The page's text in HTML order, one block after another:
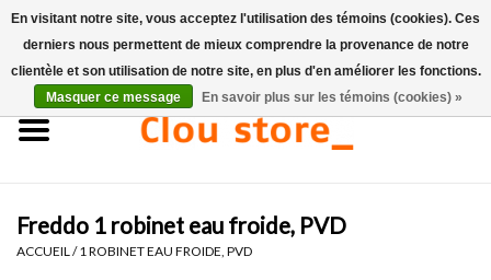
Accueil
Ensembles de lave-mains
Freddo 1 robinet eau froide, PVD
ACCUEIL /1 ROBINET EAU FROIDE, PVD
En visitant notre site, vous acceptez l'utilisation des témoins (cookies). Ces
derniers nous permettent de mieux comprendre la provenance de notre
clientèle et son utilisation de notre site, en plus d'en améliorer les fonctions.
Masquer ce message
En savoir plus sur les témoins (cookies) »